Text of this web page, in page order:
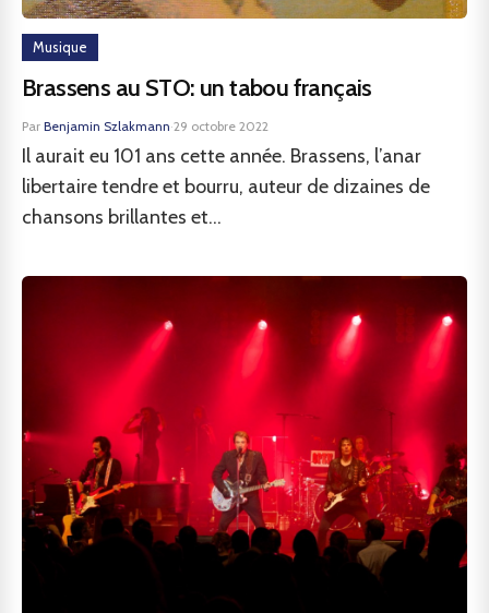
Musique
Brassens au STO: un tabou français
Par Benjamin Szlakmann·29 octobre 2022
Il aurait eu 101 ans cette année. Brassens, l’anar
libertaire tendre et bourru, auteur de dizaines de
chansons brillantes et...